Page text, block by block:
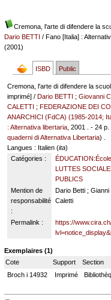
Cremona, l'arte di difendere la
Dario BETTI / Fano [Italia] :
(2001)
ISBD Public
Cremona, l'arte di difendere la
imprimé] /Dario BETTI ;Giovanni
CALETTI ;FEDERAZIONE DEI
ANARCHICI (FdCA) (1985-2014;
: Alternativa libertaria , 2001 . - 24
quaderni di Alternativa Libertaria) .
Langues : Italien (ita)
Catégories :
ÉDUCATION:École
LUTTES
PUBLICS
Mention de
responsabilité
:
Dario Betti ; Gianni
Caletti
Permalink :
https://
Exemplaires (1)
Cote
Support Section
Broch i 14932
Imprimé